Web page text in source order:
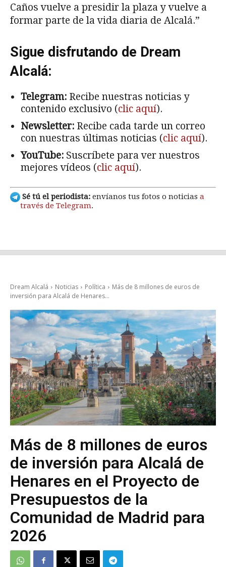
Caños vuelve a presidir la plaza y vuelve a
formar parte de la vida diaria de Alcalá.”
Sigue disfrutando de Dream
Alcalá:
Telegram: Recibe nuestras noticias y
contenido exclusivo (clic aquí).
Newsletter: Recibe cada tarde un correo
con nuestras últimas noticias (clic aquí).
YouTube: Suscríbete para ver nuestros
mejores vídeos (clic aquí).
Sé tú el periodista: envíanos tus fotos o noticias a
través de Telegram.